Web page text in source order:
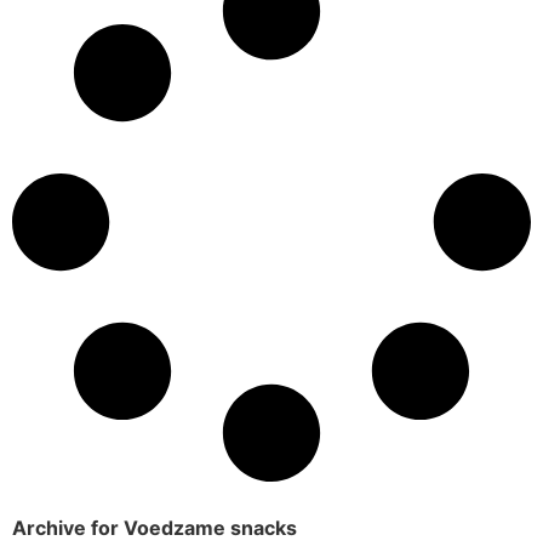
Archive for Voedzame snacks